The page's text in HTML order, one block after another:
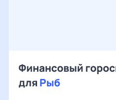
Финансовый
для Рыб